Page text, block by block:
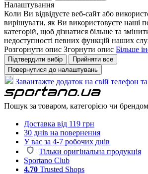
Налаштування
Коли Ви відвідуєте веб-сайт або
вирішувати, як Ви використовуєте наші
категорій, щоб дізнатися більше та
недоступності певних функцій наших
Розгорнути опис Згорнути опис Більше
Підтвердити вибір
Прийняти все
Повернутися до налаштувань
Завантажте додаток на свій телефон
Пошук за товаром, категорією чи брендом
Доставка від 119 грн
30 днів на повернення
У вас за 4-7 робочих днів
Тільки оригінальна продукція
Sportano Club
4.70 Trusted Shops